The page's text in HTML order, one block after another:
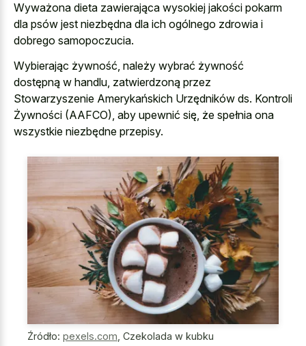
Wyważona dieta zawierająca wysokiej jakości pokarm
dla psów jest niezbędna dla ich ogólnego zdrowia i
dobrego samopoczucia.
Wybierając żywność, należy wybrać żywność
dostępną w handlu, zatwierdzoną przez
Stowarzyszenie Amerykańskich Urzędników ds. Kontroli
Żywności (AAFCO), aby upewnić się, że spełnia ona
wszystkie niezbędne przepisy.
Źródło: pexels.com Czekolada w kubku